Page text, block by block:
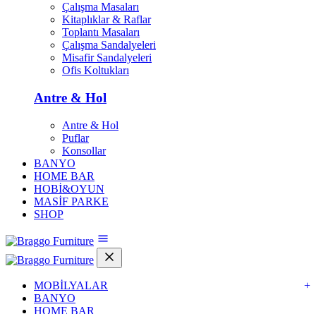
Çalışma Masaları
Kitaplıklar & Raflar
Toplantı Masaları
Çalışma Sandalyeleri
Misafir Sandalyeleri
Ofis Koltukları
Antre & Hol
Antre & Hol
Puflar
Konsollar
BANYO
HOME BAR
HOBİ&OYUN
MASİF PARKE
SHOP
MOBİLYALAR
+
BANYO
HOME BAR